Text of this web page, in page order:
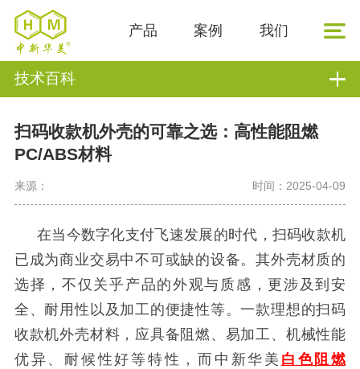
产品 案例 我们
技术百科
扫码收款机外壳的可靠之选：高性能阻燃
PC/ABS材料
来源： 时间：2025-04-09
在当今数字化支付飞速发展的时代，扫码收款机
已成为商业交易中不可或缺的设备。其外壳材质的
选择，不仅关乎产品的外观与质感，更涉及到安
全、耐用性以及加工的便捷性等。一款理想的扫码
收款机外壳材料，应具备阻燃、易加工、机械性能
优异、耐候性好等特性，而中新华美 白色阻燃